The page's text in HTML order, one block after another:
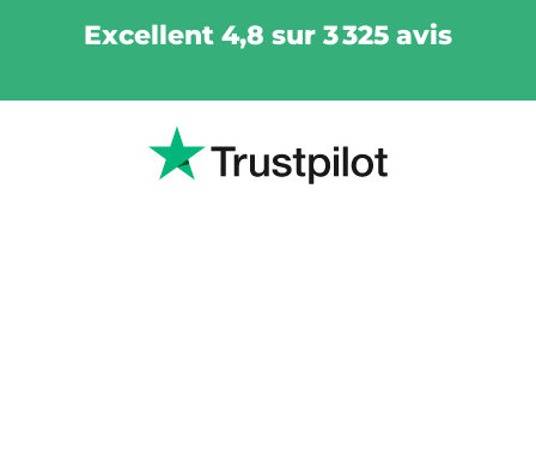
Excellent 4,8 sur 3 325 avis